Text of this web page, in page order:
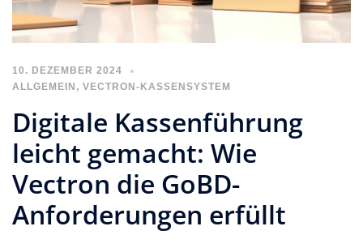
10. DEZEMBER 2024
ALLGEMEIN , VECTRON-KASSENSYSTEM
Digitale Kassenführung
leicht gemacht: Wie
Vectron die GoBD-
Anforderungen erfüllt